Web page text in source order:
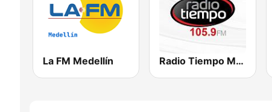
La FM Medellín Radio Tiempo Medellín